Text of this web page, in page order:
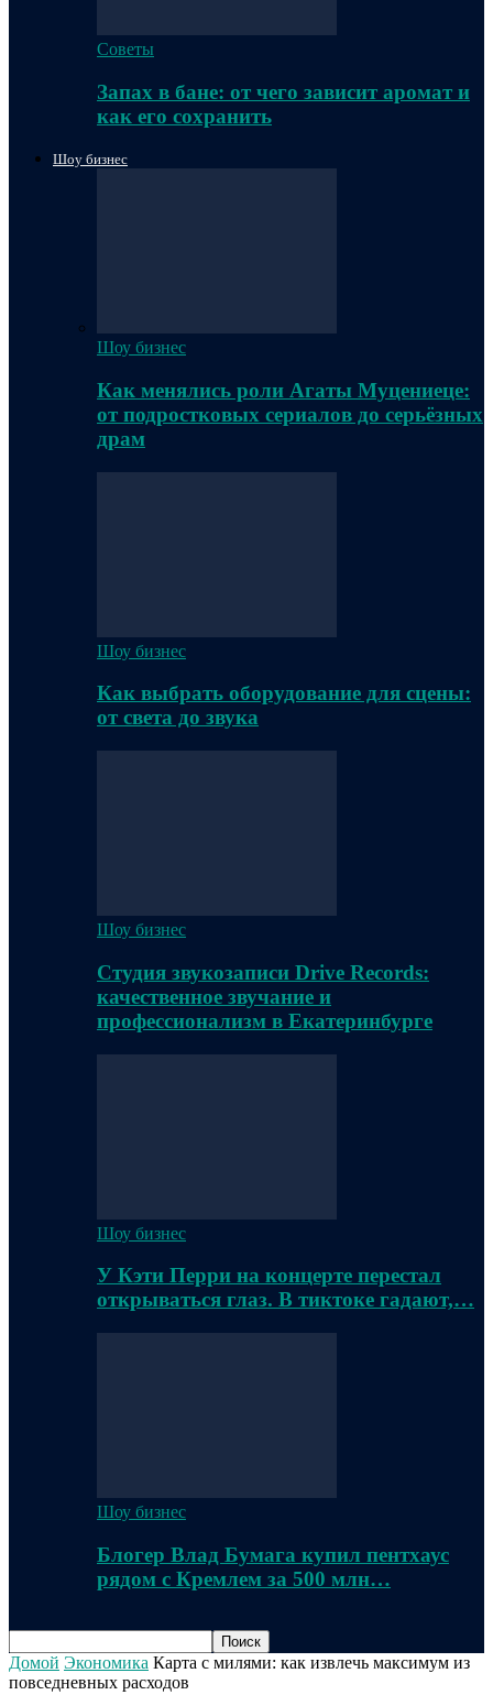
Советы
Запах в бане: от чего зависит аромат и
как его сохранить
Шоу бизнес
Шоу бизнес
Как менялись роли Агаты Муцениеце:
от подростковых сериалов до серьёзных
драм
Шоу бизнес
Как выбрать оборудование для сцены:
от света до звука
Шоу бизнес
Студия звукозаписи Drive Records:
качественное звучание и
профессионализм в Екатеринбурге
Шоу бизнес
У Кэти Перри на концерте перестал
открываться глаз. В тиктоке гадают,…
Шоу бизнес
Блогер Влад Бумага купил пентхаус
рядом с Кремлем за 500 млн…
Домой Экономика Карта с милями: как извлечь максимум из
повседневных расходов